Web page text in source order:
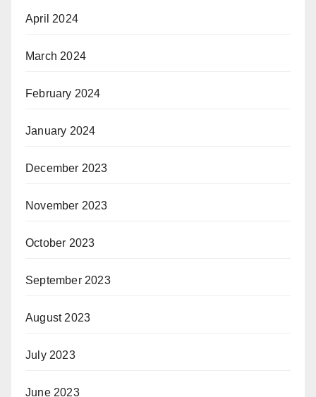
April 2024
March 2024
February 2024
January 2024
December 2023
November 2023
October 2023
September 2023
August 2023
July 2023
June 2023